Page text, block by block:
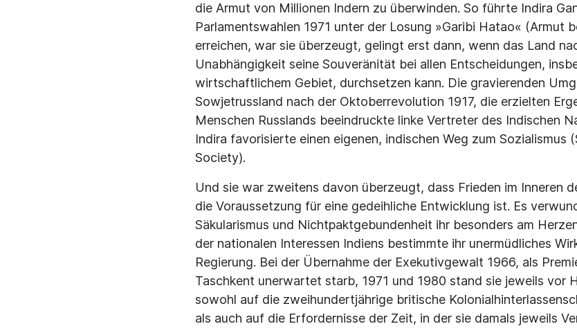
die Armut von Millionen Indern zu überwinden. So führte Indira
Parlamentswahlen 1971 unter der Losung »Garibi Hatao« (Armut
erreichen, war sie überzeugt, gelingt erst dann, wenn das Land
Unabhängigkeit seine Souveränität bei allen Entscheidungen,
wirtschaftlichem Gebiet, durchsetzen kann. Die gravierenden
Sowjetrussland nach der Oktoberrevolution 1917, die erzielten
Menschen Russlands beeindruckte linke Vertreter des Indischen
Indira favorisierte einen eigenen, indischen Weg zum Sozialismus
Society).
Und sie war zweitens davon überzeugt, dass Frieden im Inneren
die Voraussetzung für eine gedeihliche Entwicklung ist. Es
Säkularismus und Nichtpaktgebundenheit ihr besonders am
der nationalen Interessen Indiens bestimmte ihr unermüdliches
Regierung. Bei der Übernahme der Exekutivgewalt 1966, als
Taschkent unerwartet starb, 1971 und 1980 stand sie jeweils vor
sowohl auf die zweihundertjährige britische
als auch auf die Erfordernisse der Zeit, in der sie damals jeweils